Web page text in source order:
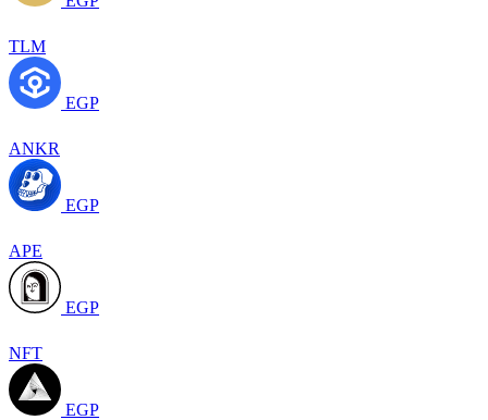
TLM
EGP
ANKR
EGP
APE
EGP
NFT
EGP